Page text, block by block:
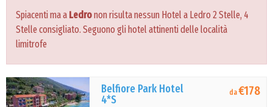
Spiacenti ma a Ledronon risulta nessun Hotel a Ledro 2 Stelle, 4
Stelle consigliato. Seguono gli hotel attinenti delle località
limitrofe
Belfiore Park Hotel
4*S
da€178